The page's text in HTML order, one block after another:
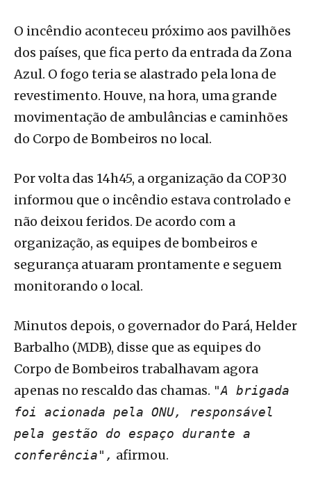
O incêndio aconteceu próximo aos pavilhões
dos países, que fica perto da entrada da Zona
Azul. O fogo teria se alastrado pela lona de
revestimento. Houve, na hora, uma grande
movimentação de ambulâncias e caminhões
do Corpo de Bombeiros no local.
Por volta das 14h45, a organização da COP30
informou que o incêndio estava controlado e
não deixou feridos. De acordo com a
organização, as equipes de bombeiros e
segurança atuaram prontamente e seguem
monitorando o local.
Minutos depois, o governador do Pará, Helder
Barbalho (MDB), disse que as equipes do
Corpo de Bombeiros trabalhavam agora
apenas no rescaldo das chamas. "A brigada
foi acionada pela ONU, responsável
pela gestão do espaço durante a
conferência", afirmou.